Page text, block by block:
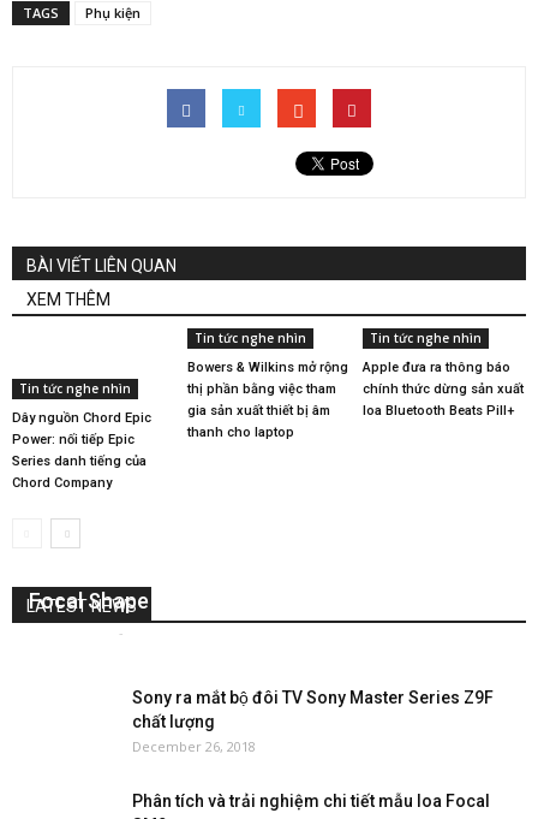
TAGS Phụ kiện
BÀI VIẾT LIÊN QUAN
XEM THÊM
Tin tức nghe nhìn
Dây nguồn Chord Epic
Power: nối tiếp Epic
Series danh tiếng của
Chord Company
Tin tức nghe nhìn
Bowers & Wilkins mở rộng
thị phần bằng việc tham
gia sản xuất thiết bị âm
thanh cho laptop
Tin tức nghe nhìn
Apple đưa ra thông báo
chính thức dừng sản xuất
loa Bluetooth Beats Pill+
LATEST NEWS
Focal Shape 40
-
Sony ra mắt bộ đôi TV Sony Master Series Z9F
chất lượng
December 26, 2018
Phân tích và trải nghiệm chi tiết mẫu loa Focal